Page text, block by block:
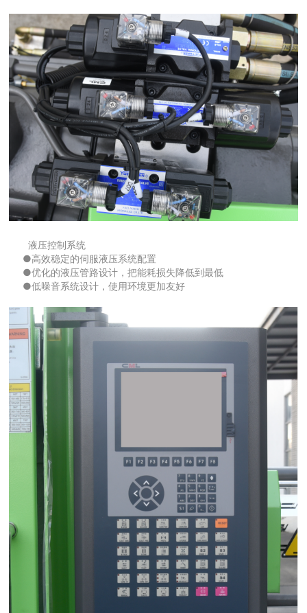
液压控制系统
●高效稳定的伺服液压系统配置
●优化的液压管路设计，把能耗损失降低到最低
●低噪音系统设计，使用环境更加友好